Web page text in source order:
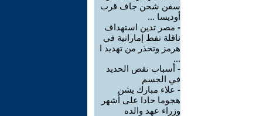
سفن شحن جاف قرب
أوديسا ...
- مصر تدين استهداف
ناقلة نفط إماراتية في
هرمز وتحذر من تهديد ا
...
- أسباب نقص الحديد
في الجسم
- علاء مبارك يشن
هجوما حادا على أشهر
وزراء عهد والده